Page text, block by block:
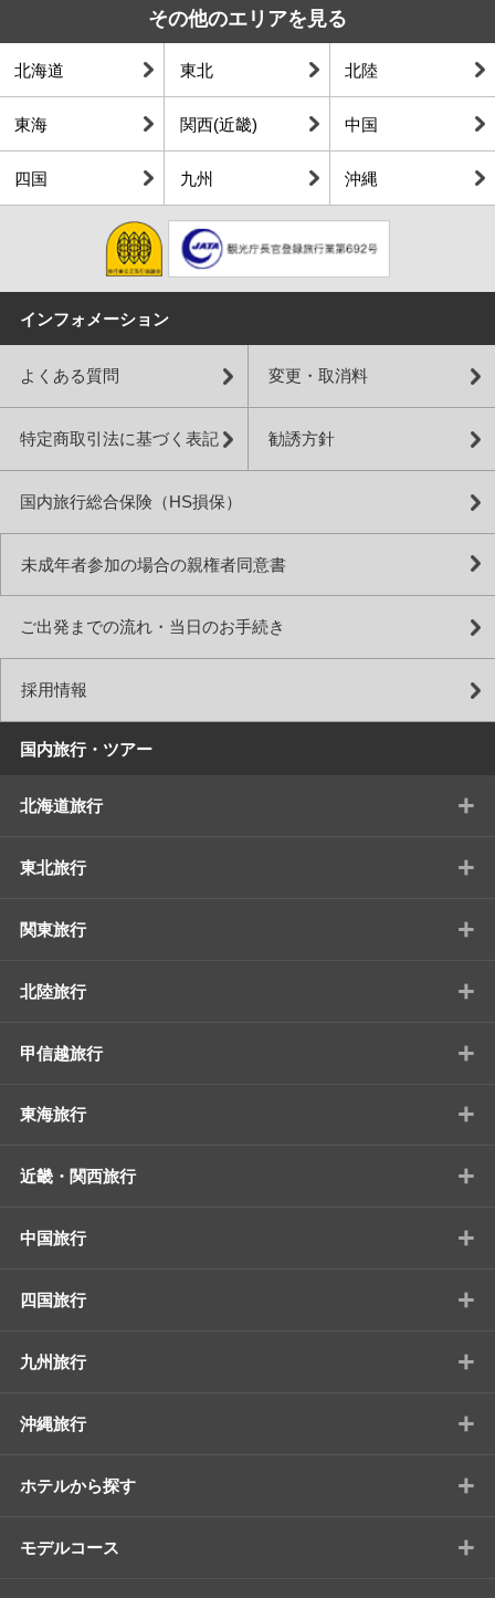
その他のエリアを見る
北海道 東北 北陸
東海 関西(近畿) 中国
四国 九州 沖縄
インフォメーション
よくある質問 変更・取消料
特定商取引法に基づく表記 勧誘方針
国内旅行総合保険（HS損保）
未成年者参加の場合の親権者同意書
ご出発までの流れ・当日のお手続き
採用情報
国内旅行・ツアー
北海道旅行 +
東北旅行 +
関東旅行 +
北陸旅行 +
甲信越旅行 +
東海旅行 +
近畿・関西旅行 +
中国旅行 +
四国旅行 +
九州旅行 +
沖縄旅行 +
ホテルから探す +
モデルコース
+